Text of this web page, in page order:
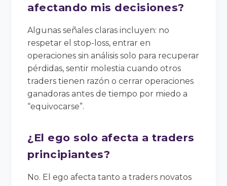
afectando mis decisiones?
Algunas señales claras incluyen: no
respetar el stop-loss, entrar en
operaciones sin análisis solo para recuperar
pérdidas, sentir molestia cuando otros
traders tienen razón o cerrar operaciones
ganadoras antes de tiempo por miedo a
“equivocarse”.
¿El ego solo afecta a traders
principiantes?
No. El ego afecta tanto a traders novatos